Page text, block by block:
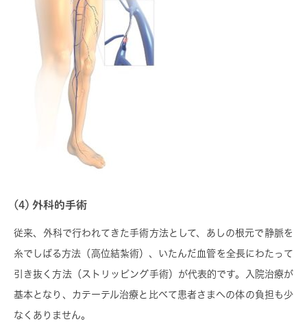
(4) 外科的手術
従来、外科で行われてきた手術方法として、あしの根元で静脈を
糸でしばる方法（高位結紮術）、いたんだ血管を全長にわたって
引き抜く方法（ストリッピング手術）が代表的です。入院治療が
基本となり、カテーテル治療と比べて患者さまへの体の負担も少
なくありません。